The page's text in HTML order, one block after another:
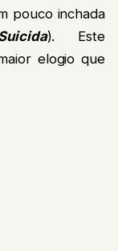
pouco inchada
). Este
elogio que